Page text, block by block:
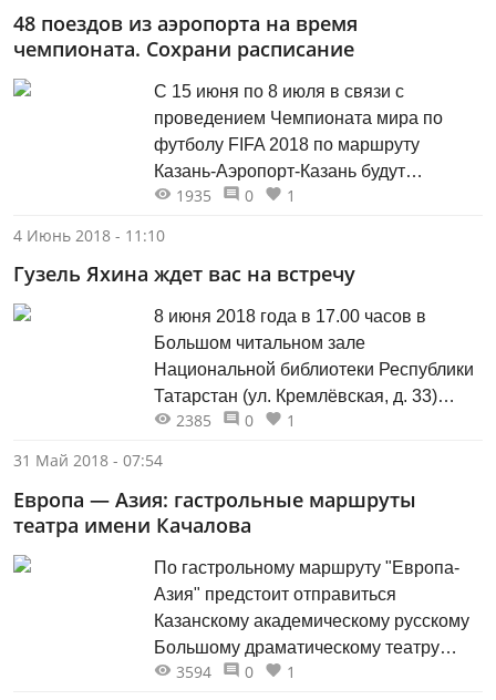
бугорт с чемпионом Мира, а также
масса специальных конкурсов,
костюмированным парадом -
карнавалом...
48 поездов из аэропорта на время
чемпионата. Сохрани расписание
С 15 июня по 8 июля в связи с
проведением Чемпионата мира по
футболу FIFA 2018 по маршруту
Казань-Аэропорт-Казань будут
курсировать 48 пригородных поездов с
отправления пригородных поездов
01.00, 02.23, 03.40, 05.00, 06.20, 07.44,
08.05, 09.00, 09.50, 11.00, 12.25,...
1935 0
1
4 Июнь 2018 - 11:10
Гузель Яхина ждет вас на встречу
8 июня 2018 года в 17.00 часов в
Большом читальном зале
Национальной библиотеки Республики
Татарстан (ул. Кремлёвская, д. 33)
состоится презентация нового романа
появился на прилавках книжных
магазинов. Это удивительное
судьбе немецкой автономии на Волге...
2385 0
1
31 Май 2018 - 07:54
Европа — Азия: гастрольные маршруты
театра имени Качалова
По гастрольному маршруту "Европа-
Азия" предстоит отправиться
Казанскому академическому русскому
Большому драматическому театру
им.В.И.Качалова под занавес своего
3594 0
1